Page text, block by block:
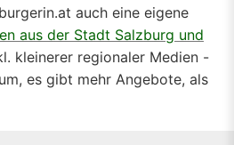
auch eine eigene
aus der Stadt Salzburg und
kleinerer regionaler Medien -
es gibt mehr Angebote, als